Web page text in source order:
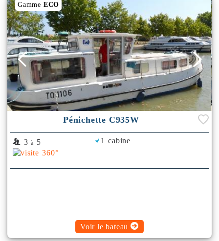
Gamme ECO
Pénichette C935W
3 à 5 1 cabine
Voir le bateau